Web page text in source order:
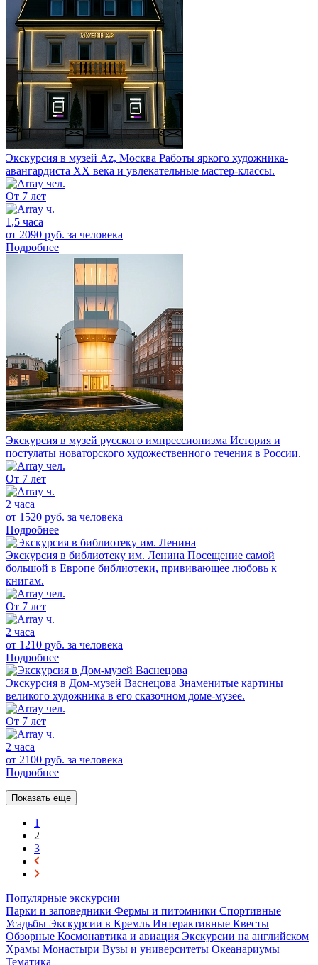
Экскурсия в музей Az, Москва Работы яркого художника-
авангардиста XX века и увлекательные мастер-классы.
От 7 лет
1,5 часа
от 2090 руб. за человека
Подробнее
Экскурсия в музей русского импрессионизма История и
постулаты новаторского художественного течения в России.
От 7 лет
2 часа
от 1520 руб. за человека
Подробнее
Экскурсия в библиотеку им. Ленина Посещение самой
большой в Европе библиотеки, прививающее любовь к
книгам.
От 7 лет
2 часа
от 1210 руб. за человека
Подробнее
Экскурсия в Дом-музей Васнецова Знаменитые картины
великого художника в его сказочном доме-музее.
От 7 лет
2 часа
от 2100 руб. за человека
Подробнее
Показать еще
1
2
3
Популярные экскурсии
Парки и заповедники Фермы и питомники Спортивные
Усадьбы Экскурсии в Кремль Интерактивные Квесты
Обзорные Космонавтика и авиация Экскурсии на английском
Храмы Монастыри Вузы и университеты Океанариумы
Тематика